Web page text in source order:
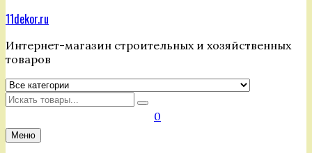
11dekor.ru
Интернет-магазин строительных и хозяйственных
товаров
Искать
0
Меню